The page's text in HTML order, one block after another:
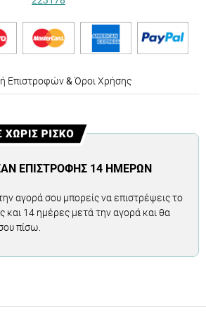
Επιστροφών& Όροι Χρήσης
ΕΠΙΣΤΡΟΦΉΣ 14 ΗΜΕΡΏΝ
αγορά σου μπορείς να επιστρέψεις το
και 14 ημέρες μετά την αγορά και θα
πίσω.